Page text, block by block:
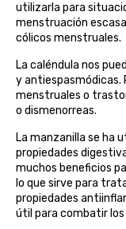
utilizarla para
menstruación
cólicos menstruales.
La caléndula nos
y antiespasmódicas.
menstruales o
o dismenorreas.
La manzanilla se ha
propiedades
muchos beneficios
lo que sirve para
propiedades
útil para combatir los
ben&anna
biarritz
bifemme
biobel
biobio
biocop